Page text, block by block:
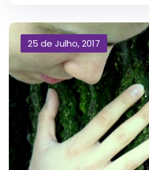
25 de Julho, 2017